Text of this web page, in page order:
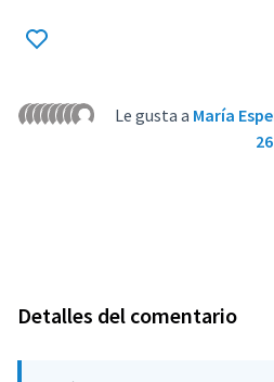
Le gusta a María
Detalles del comentario